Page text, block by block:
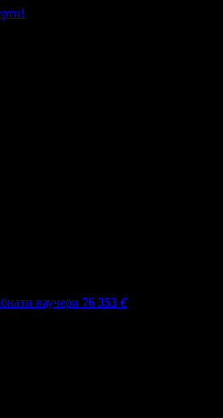
ваучери 76 353 €